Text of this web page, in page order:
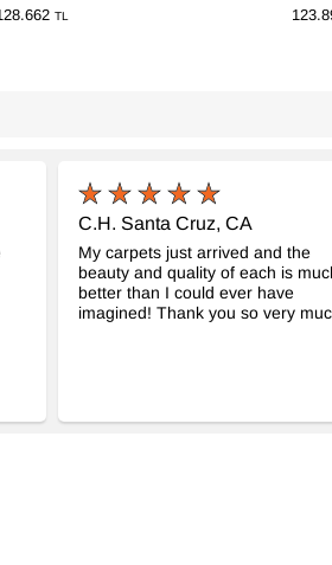
TL
C.H. Santa Cruz, CA
My carpets just arrived and the
beauty and quality of each is
better than I could ever have
imagined! Thank you so very